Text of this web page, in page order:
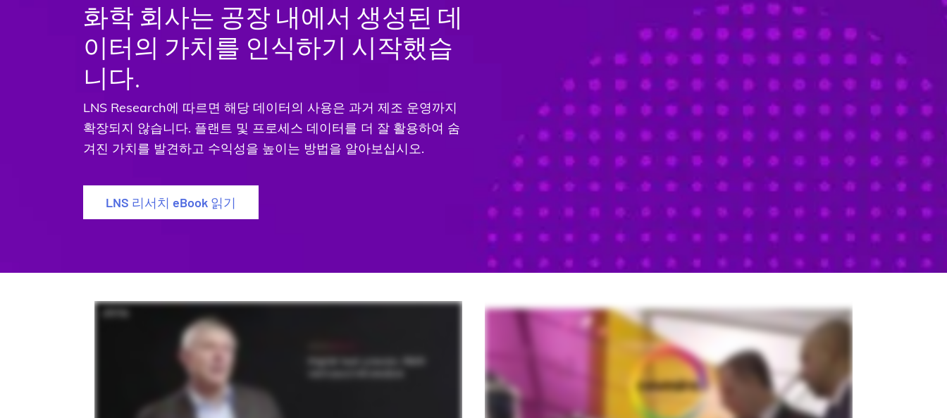
화학 회사는 공장 내에서 생성된 데
이터의 가치를 인식하기 시작했습
니다.
LNS Research에 따르면 해당 데이터의 사용은 과거 제조 운영까지
확장되지 않습니다. 플랜트 및 프로세스 데이터를 더 잘 활용하여 숨
겨진 가치를 발견하고 수익성을 높이는 방법을 알아보십시오.
LNS 리서치 eBook 읽기